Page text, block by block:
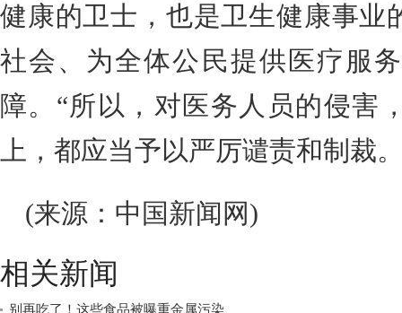
健康的卫士，也是卫生健康事业
社会、为全体公民提供医疗服
障。“所以，对医务人员的侵害
上，都应当予以严厉谴责和制裁
(来源：中国新闻网)
相关新闻
别再吃了！这些食品被曝重金属污染